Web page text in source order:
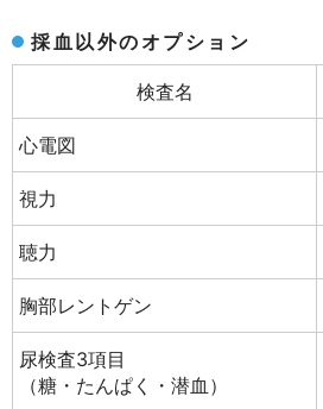
採血以外のオプション
検査名
心電図
視力
聴力
胸部レントゲン
尿検査3項目
（糖・たんぱく・潜血）